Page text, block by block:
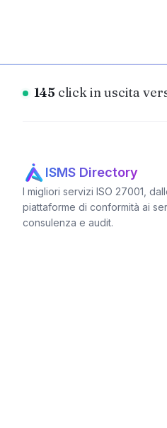
145 click in uscita
ISMS Directory
I migliori servizi ISO 27001,
piattaforme di conformità ai
consulenza e audit.